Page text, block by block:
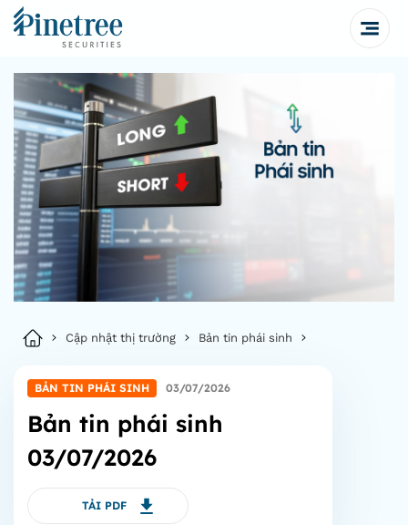
Cập nhật thị trường Bản tin phái sinh
BẢN TIN PHÁI SINH 03/07/2026
Bản tin phái sinh
03/07/2026
TẢI PDF